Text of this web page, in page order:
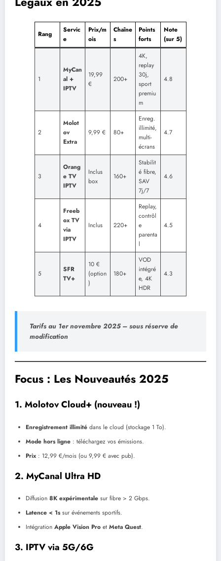
Rang
Servic
e
Prix/m
ois
Chaîne
s
Points
forts
Note
(sur 5)
1
MyCan
al +
IPTV
19,99
€
200+
4K,
replay
30j,
sport
premiu
m
4.8
2
Molot
ov
Extra
9,99 € 80+
Enreg.
illimité,
multi-
écrans
4.7
3
Orang
e TV
IPTV
Inclus
box
160+
Stabilit
é fibre,
SAV
7j/7
4.6
4
Freeb
ox TV
via
IPTV
Inclus 220+
Replay,
contrôl
e
parenta
l
4.5
5
SFR
TV+
10 €
(option
)
180+
VOD
intégré
e, 4K
HDR
4.3
Tarifs au 1er novembre 2025 – sous réserve de
modification
Focus : Les Nouveautés 2025
1. Molotov Cloud+ (nouveau !)
Enregistrement illimité dans le cloud (stockage 1 To).
Mode hors ligne : téléchargez vos émissions.
Prix : 12,99 €/mois (ou 9,99 € avec pub).
2. MyCanal Ultra HD
Diffusion 8K expérimentale sur fibre > 2 Gbps.
Latence < 1ssur événements sportifs.
Intégration Apple Vision Pro et Meta Quest.
3. IPTV via 5G/6G